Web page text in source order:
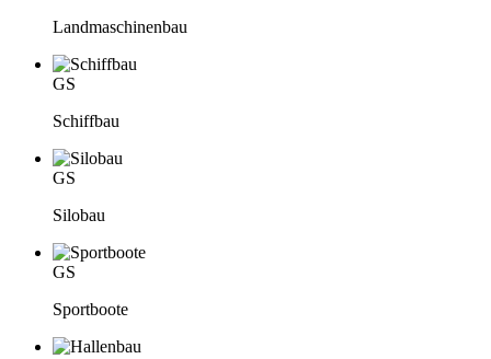
Landmaschinenbau
GS
Schiffbau
GS
Silobau
GS
Sportboote